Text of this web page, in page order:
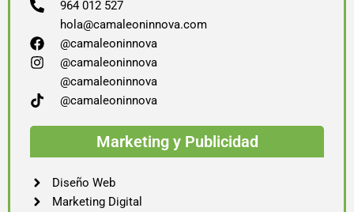
964 012 527
hola@camaleoninnova.com
@camaleoninnova
@camaleoninnova
@camaleoninnova
@camaleoninnova
Marketing y Publicidad
Diseño Web
Marketing Digital